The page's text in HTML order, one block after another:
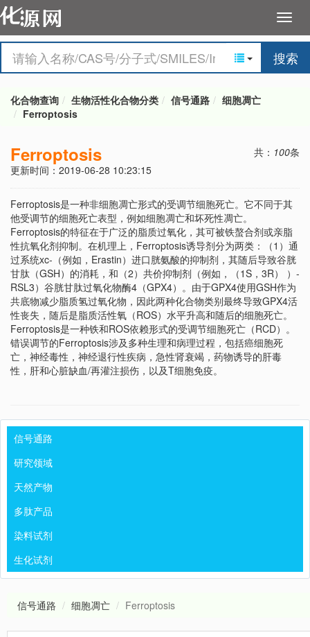
搜索
化合物查询 生物活性化合物分类 信号通路
细胞凋亡
Ferroptosis
Ferroptosis 共： 100条
更新时间：2019-06-28 10:23:15
Ferroptosis是一种非细胞凋亡形式的受调节细胞死亡。它不同于其
他受调节的细胞死亡表型，例如细胞凋亡和坏死性凋亡。
Ferroptosis的特征在于广泛的脂质过氧化，其可被铁螯合剂或亲脂
性抗氧化剂抑制。在机理上，Ferroptosis诱导剂分为两类：（1）通
过系统xc-（例如，Erastin）进口胱氨酸的抑制剂，其随后导致谷胱
甘肽（GSH）的消耗，和（2）共价抑制剂（例如，（1S，3R） ）-
RSL3）谷胱甘肽过氧化物酶4（GPX4）。由于GPX4使用GSH作为
共底物减少脂质氢过氧化物，因此两种化合物类别最终导致GPX4活
性丧失，随后是脂质活性氧（ROS）水平升高和随后的细胞死亡。
Ferroptosis是一种铁和ROS依赖形式的受调节细胞死亡（RCD）。
错误调节的Ferroptosis涉及多种生理和病理过程，包括癌细胞死
亡，神经毒性，神经退行性疾病，急性肾衰竭，药物诱导的肝毒
性，肝和心脏缺血/再灌注损伤，以及T细胞免疫。
信号通路
研究领域
天然产物
多肽产品
染料试剂
生化试剂
信号通路 细胞凋亡 Ferroptosis